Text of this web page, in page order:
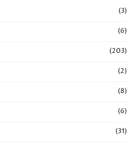
(3)
(6)
(203)
(2)
(8)
(6)
(31)